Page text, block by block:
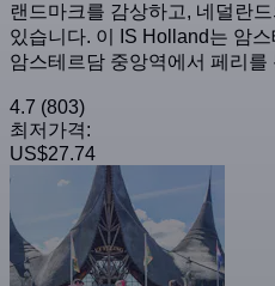
랜드마크를 감상하고, 네덜란
있습니다. 이 IS Holland는 암
암스테르담 중앙역에서 페리
4.7 (803)
최저가격:
US$27.74